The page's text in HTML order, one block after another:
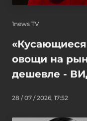
1news TV
овощи на
дешевле -
28 / 07 / 2026, 17:52